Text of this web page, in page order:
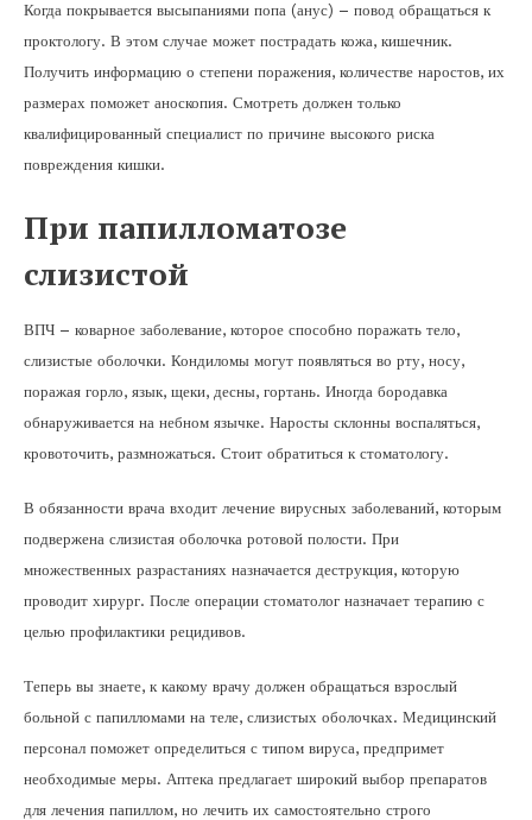
Когда покрывается высыпаниями попа (анус) – повод обращаться к
проктологу. В этом случае может пострадать кожа, кишечник.
Получить информацию о степени поражения, количестве наростов, их
размерах поможет аноскопия. Смотреть должен только
квалифицированный специалист по причине высокого риска
повреждения кишки.
При папилломатозе
слизистой
ВПЧ – коварное заболевание, которое способно поражать тело,
слизистые оболочки. Кондиломы могут появляться во рту, носу,
поражая горло, язык, щеки, десны, гортань. Иногда бородавка
обнаруживается на небном язычке. Наросты склонны воспаляться,
кровоточить, размножаться. Стоит обратиться к стоматологу.
В обязанности врача входит лечение вирусных заболеваний, которым
подвержена слизистая оболочка ротовой полости. При
множественных разрастаниях назначается деструкция, которую
проводит хирург. После операции стоматолог назначает терапию с
целью профилактики рецидивов.
Теперь вы знаете, к какому врачу должен обращаться взрослый
больной с папилломами на теле, слизистых оболочках. Медицинский
персонал поможет определиться с типом вируса, предпримет
необходимые меры. Аптека предлагает широкий выбор препаратов
для лечения папиллом, но лечить их самостоятельно строго